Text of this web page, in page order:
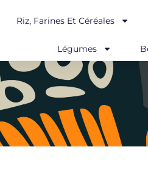
Riz, Farines Et Céréales
Légumes